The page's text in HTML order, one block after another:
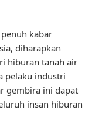
kabar
diharapkan
hiburan tanah air
pelaku industri
gembira ini dapat
insan hiburan